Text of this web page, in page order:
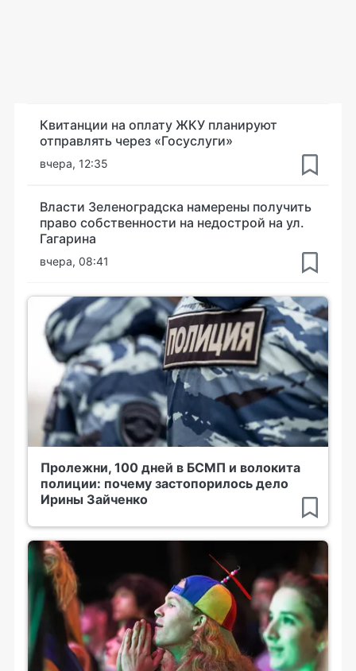
Квитанции на оплату ЖКУ планируют
отправлять через «Госуслуги»
вчера, 12:35
Власти Зеленоградска намерены получить
право собственности на недострой на ул.
Гагарина
вчера, 08:41
Пролежни, 100 дней в БСМП и волокита
полиции: почему застопорилось дело
Ирины Зайченко